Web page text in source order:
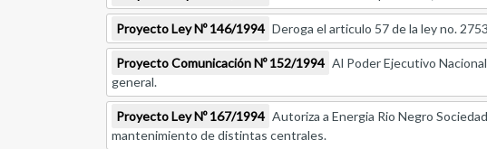
Proyecto Ley Nº 146/1994 Deroga el articulo 57 de la ley no.
Proyecto Comunicación Nº 152/1994 Al Poder Ejecutivo
general.
Proyecto Ley Nº 167/1994 Autoriza a Energia Rio Negro
mantenimiento de distintas centrales.